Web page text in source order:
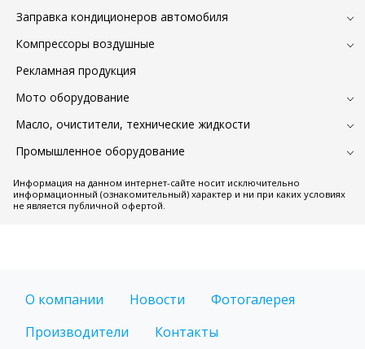
Заправка кондиционеров автомобиля
Компрессоры воздушные
Рекламная продукция
Мото оборудование
Масло, очистители, технические жидкости
Промышленное оборудование
Информация на данном интернет-сайте носит исключительно
информационный (ознакомительный) характер и ни при каких условиях
не является публичной офертой.
О компании Новости
Фотогалерея
Производители
Контакты